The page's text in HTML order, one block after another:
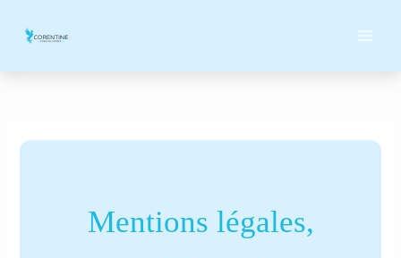
Mentions légales,